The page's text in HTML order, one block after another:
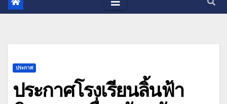
ประกาศ
ประกาศโรงเรียนลิ้นฟ้า